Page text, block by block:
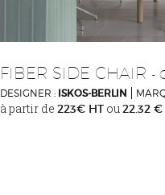
FIBER SIDE CHAIR -
DESIGNER : ISKOS-BERLIN
à partir de 223€ HT ou 22.32 €